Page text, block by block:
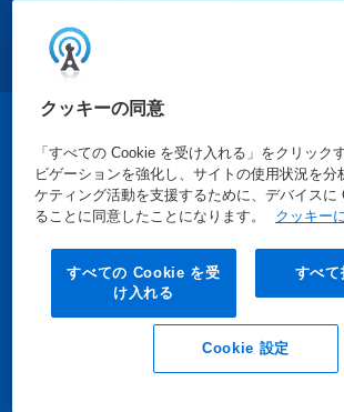
クッキーの同意
「すべての Cookie を受け入れる」をクリック
ビゲーションを強化し、サイトの使用状況を分
ケティング活動を支援するために、デバイスに
ることに同意したことになります。
クッキー
すべての Cookie を受
け入れる
すべて
Cookie 設定
Eメール
© Ecolab Inc. 2025
安全データシート|プライバシーポ